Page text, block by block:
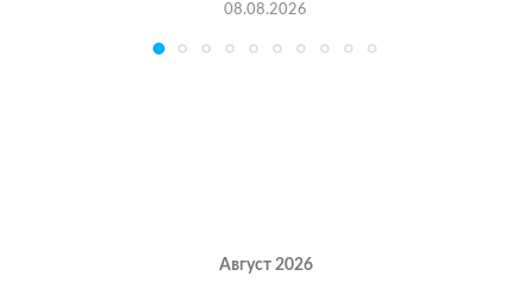
08.08.2026
Август 2026